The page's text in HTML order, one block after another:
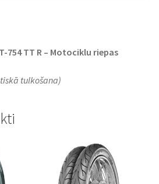
754 TT R – Motociklu riepas
tulkošana)